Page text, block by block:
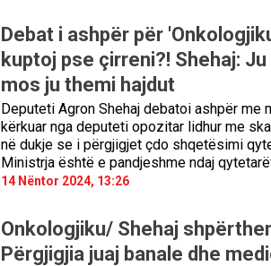
Debat i ashpër për
kuptoj pse çirreni?! Shehaj:
mos ju themi hajdut
Deputeti Agron Shehaj debatoi ashpër me
kërkuar nga deputeti opozitar lidhur me
në dukje se i përgjigjet çdo shqetësimi
Ministrja është e pandjeshme ndaj
14 Nëntor 2024, 13:26
Onkologjiku/ Shehaj
Përgjigjia juaj banale dhe